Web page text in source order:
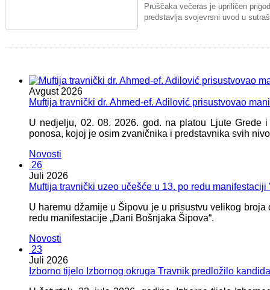
Pruščaka večeras je upriličen
predstavlja svojevrsni uvod u
Avgust 2026
Muftija travnički dr. Ahmed-ef. Adilović prisustvovao
U nedjelju, 02. 08. 2026. god. na platou Ljute
ponosa, kojoj je osim zvaničnika i predstavnika svih
Novosti
26
Juli 2026
Muftija travnički uzeo učešće u 13. po redu
U haremu džamije u Šipovu je u prisustvu velikog
redu manifestacije „Dani Bošnjaka Šipova“.
Novosti
23
Juli 2026
Izborno tijelo Izbornog okruga Travnik predložilo